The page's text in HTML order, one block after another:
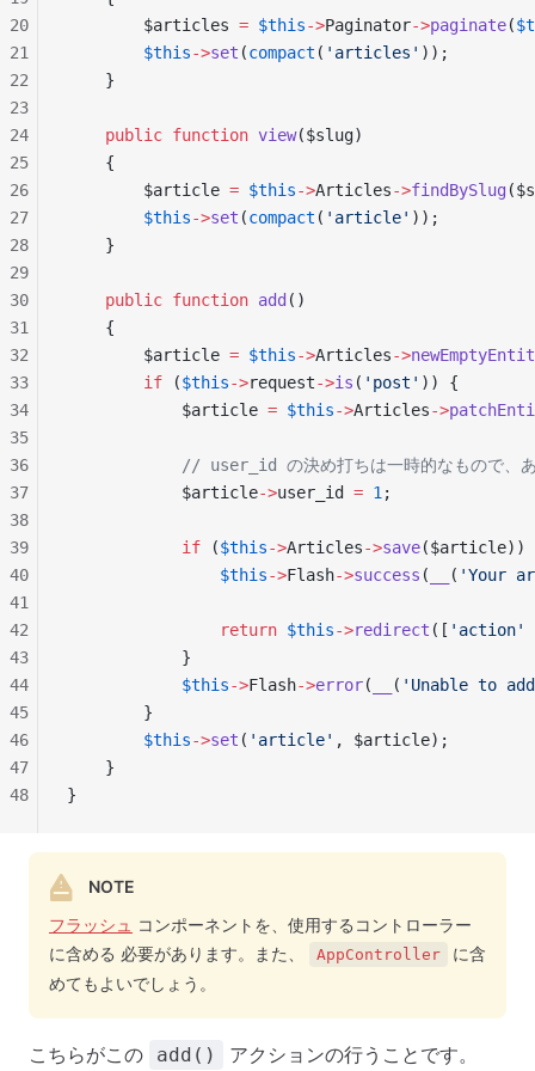
        $articles
= $this->Paginator->paginate(
        $this
->set (compact ( 'articles' ));
    }
    public
function view($slug)
    {
        $article
= $this->Articles->findBySlug
        $this
->set (compact ( 'article' ));
    }
    public
function add ()
    {
        $article
= $this->Articles->
        if
($this->request->is ( 'post' )) {
            $article
= $this->Articles->
// user_id の決め打ちは一時的なもので、
            $article
->user_id = 1 ;
            if
($this->Articles->save($article))
                $this
->Flash->success ( ( 'Your
                return
$this->redirect ([ 'action'
            }
            $this
->Flash->error( ( 'Unable to
        }
        $this
->set ( 'article' , $article);
    }
}
20
21
22
23
24
25
26
27
28
29
30
31
32
33
34
35
36
37
38
39
40
41
42
43
44
45
46
47
48
NOTE
フラッシュ コンポーネントを、使用するコントローラー
に含める 必要があります。また、
AppController
に含
めてもよいでしょう。
こちらがこの add() アクションの行うことです。